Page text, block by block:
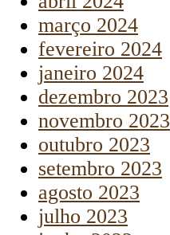
março 2024
fevereiro 2024
janeiro 2024
dezembro 2023
novembro 2023
outubro 2023
setembro 2023
agosto 2023
julho 2023